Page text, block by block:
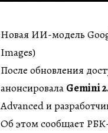
Новая ИИ-модель
Images)
После обновления
анонсировала Gemini
Advanced и
Об этом сообщает